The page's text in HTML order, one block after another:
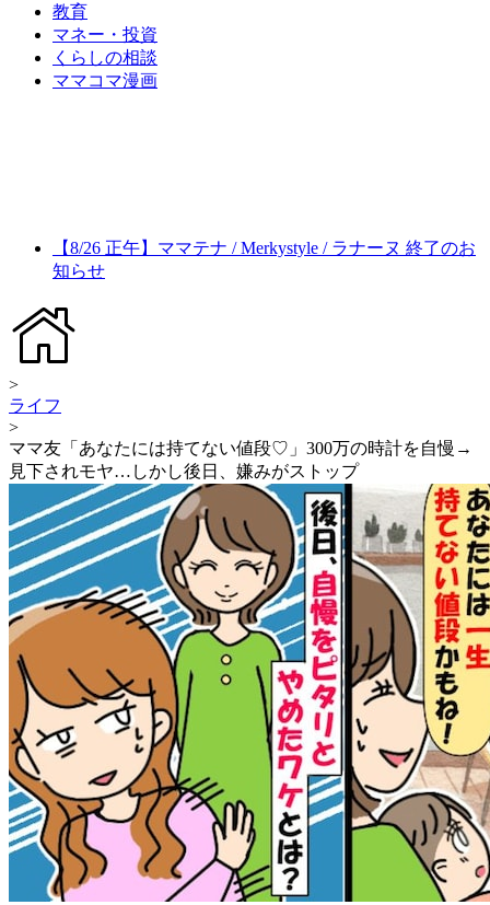
教育
マネー・投資
くらしの相談
ママコマ漫画
【8/26 正午】ママテナ / Merkystyle / ラナーヌ 終了のお
知らせ
>
ライフ
>
ママ友「あなたには持てない値段♡」300万の時計を自慢→
見下されモヤ…しかし後日、嫌みがストップ